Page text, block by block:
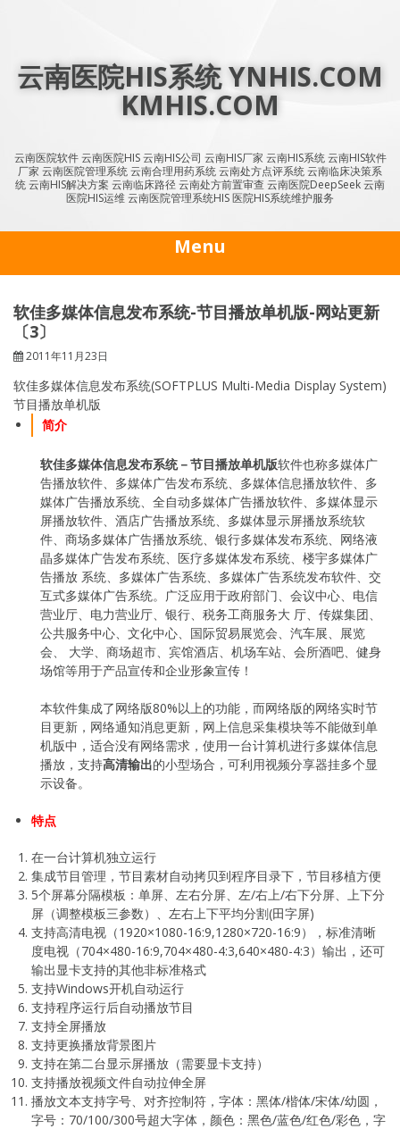
云南医院HIS系统 YNHIS.COM
KMHIS.COM
云南医院软件 云南医院HIS 云南HIS公司 云南HIS厂家 云南HIS系统 云南HIS软件
厂家 云南医院管理系统 云南合理用药系统 云南处方点评系统 云南临床决策系
统 云南HIS解决方案 云南临床路径 云南处方前置审查 云南医院DeepSeek 云南
医院HIS运维 云南医院管理系统HIS 医院HIS系统维护服务
Menu
软佳多媒体信息发布系统-节目播放单机版-网站更新
〔3〕
2011年11月23日
软佳多媒体信息发布系统(SOFTPLUS Multi-Media Display System)
节目播放单机版
简介
软佳多媒体信息发布系统－节目播放单机版软件也称多媒体广
告播放软件、多媒体广告发布系统、多媒体信息播放软件、多
媒体广告播放系统、全自动多媒体广告播放软件、多媒体显示
屏播放软件、酒店广告播放系统、多媒体显示屏播放系统软
件、商场多媒体广告播放系统、银行多媒体发布系统、网络液
晶多媒体广告发布系统、医疗多媒体发布系统、楼宇多媒体广
告播放 系统、多媒体广告系统、多媒体广告系统发布软件、交
互式多媒体广告系统。广泛应用于政府部门、会议中心、电信
营业厅、电力营业厅、银行、税务工商服务大 厅、传媒集团、
公共服务中心、文化中心、国际贸易展览会、汽车展、展览
会、 大学、商场超市、宾馆酒店、机场车站、会所酒吧、健身
场馆等用于产品宣传和企业形象宣传！
本软件集成了网络版80%以上的功能，而网络版的网络实时节
目更新，网络通知消息更新，网上信息采集模块等不能做到单
机版中，适合没有网络需求，使用一台计算机进行多媒体信息
播放，支持高清输出的小型场合，可利用视频分享器挂多个显
示设备。
特点
在一台计算机独立运行
集成节目管理，节目素材自动拷贝到程序目录下，节目移植方便
5个屏幕分隔模板：单屏、左右分屏、左/右上/右下分屏、上下分
屏（调整模板三参数）、左右上下平均分割(田字屏)
支持高清电视（1920×1080-16:9,1280×720-16:9），标准清晰
度电视（704×480-16:9,704×480-4:3,640×480-4:3）输出，还可
输出显卡支持的其他非标准格式
支持Windows开机自动运行
支持程序运行后自动播放节目
支持全屏播放
支持更换播放背景图片
支持在第二台显示屏播放（需要显卡支持）
支持播放视频文件自动拉伸全屏
播放文本支持字号、对齐控制符，字体：黑体/楷体/宋体/幼圆，
字号：70/100/300号超大字体，颜色：黑色/蓝色/红色/彩色，字